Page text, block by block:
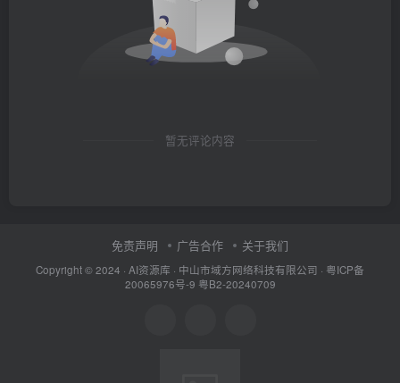
暂无评论内容
免责声明 广告合作 关于我们
Copyright © 2024 · AI资源库 · 中山市域方网络科技有限公司 · 粤ICP备
20065976号-9 粤B2-20240709